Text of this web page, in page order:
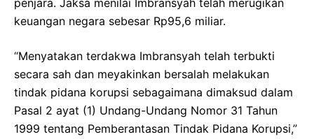
penjara. Jaksa menilai Imbransyah telah merugikan
keuangan negara sebesar Rp95,6 miliar.
“Menyatakan terdakwa Imbransyah telah terbukti
secara sah dan meyakinkan bersalah melakukan
tindak pidana korupsi sebagaimana dimaksud dalam
Pasal 2 ayat (1) Undang-Undang Nomor 31 Tahun
1999 tentang Pemberantasan Tindak Pidana Korupsi,”